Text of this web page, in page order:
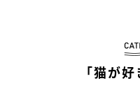
「猫が